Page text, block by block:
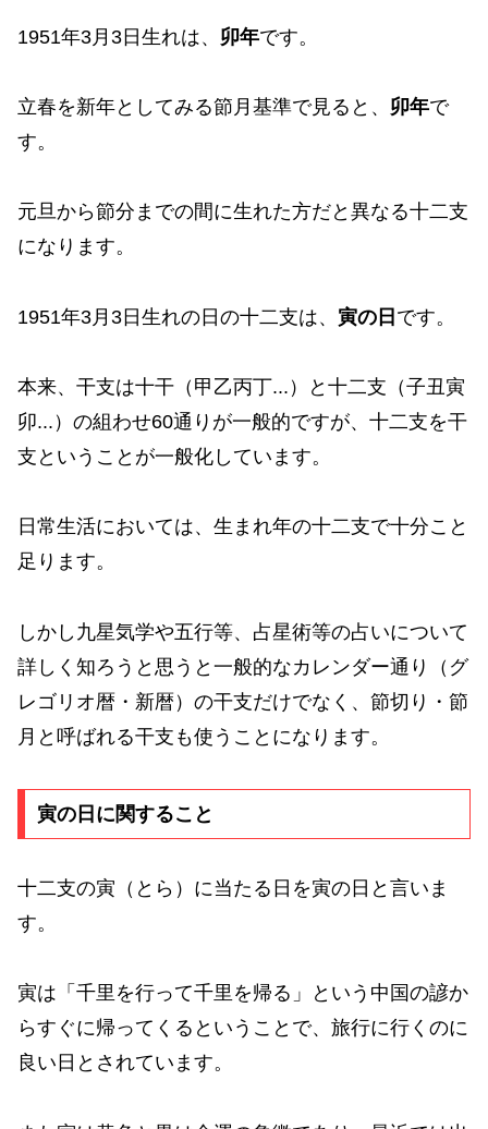
1951年3月3日生れは、 卯年です。
立春を新年としてみる節月基準で見ると、 卯年で
す。
元旦から節分までの間に生れた方だと異なる十二支
になります。
1951年3月3日生れの日の十二支は、 寅の日 です。
本来、干支は十干（甲乙丙丁...）と十二支（子丑寅
卯...）の組わせ60通りが一般的ですが、十二支を干
支ということが一般化しています。
日常生活においては、生まれ年の十二支で十分こと
足ります。
しかし九星気学や五行等、占星術等の占いについて
詳しく知ろうと思うと一般的なカレンダー通り（グ
レゴリオ暦・新暦）の干支だけでなく、節切り・節
月と呼ばれる干支も使うことになります。
寅の日に関すること
十二支の寅（とら）に当たる日を寅の日と言いま
す。
寅は「千里を行って千里を帰る」という中国の諺か
らすぐに帰ってくるということで、旅行に行くのに
良い日とされています。